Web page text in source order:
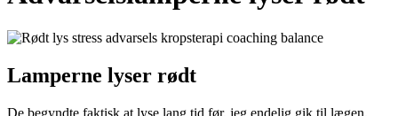
Lamperne lyser rødt
De begyndte faktisk at lyse lang tid før, jeg endelig gik til lægen.